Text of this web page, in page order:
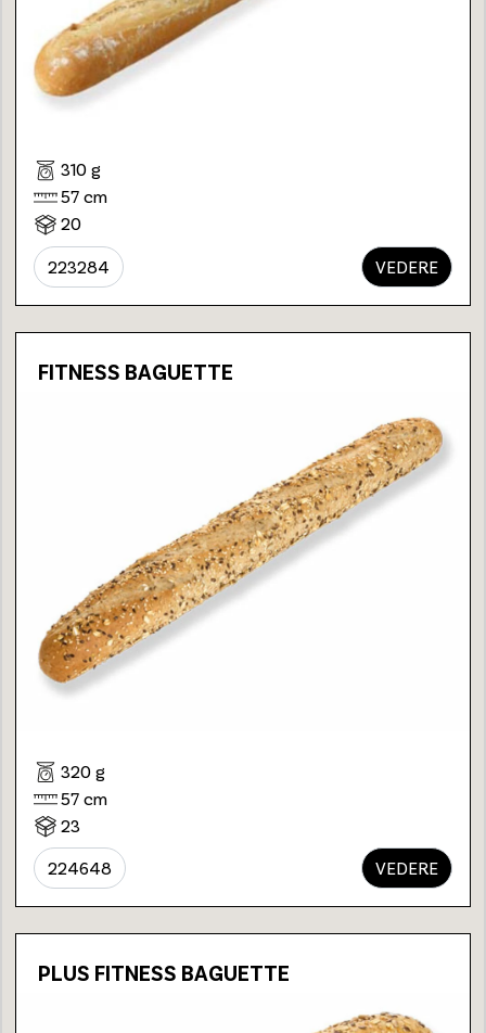
310 g
57 cm
20
223284 VEDERE
FITNESS BAGUETTE
320 g
57 cm
23
224648 VEDERE
PLUS FITNESS BAGUETTE